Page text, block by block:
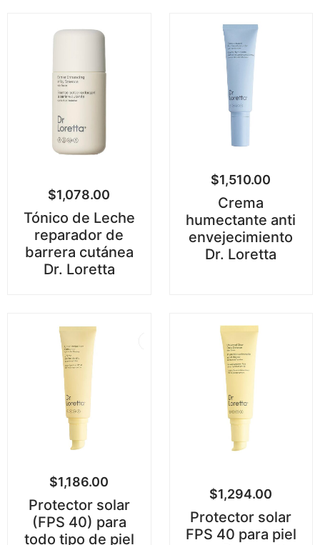
$1,078.00
Tónico de Leche
reparador de
barrera cutánea
Dr. Loretta
$1,510.00
Crema
humectante anti
envejecimiento
Dr. Loretta
$1,186.00
Protector solar
(FPS 40) para
todo tipo de piel
$1,294.00
Protector solar
FPS 40 para piel